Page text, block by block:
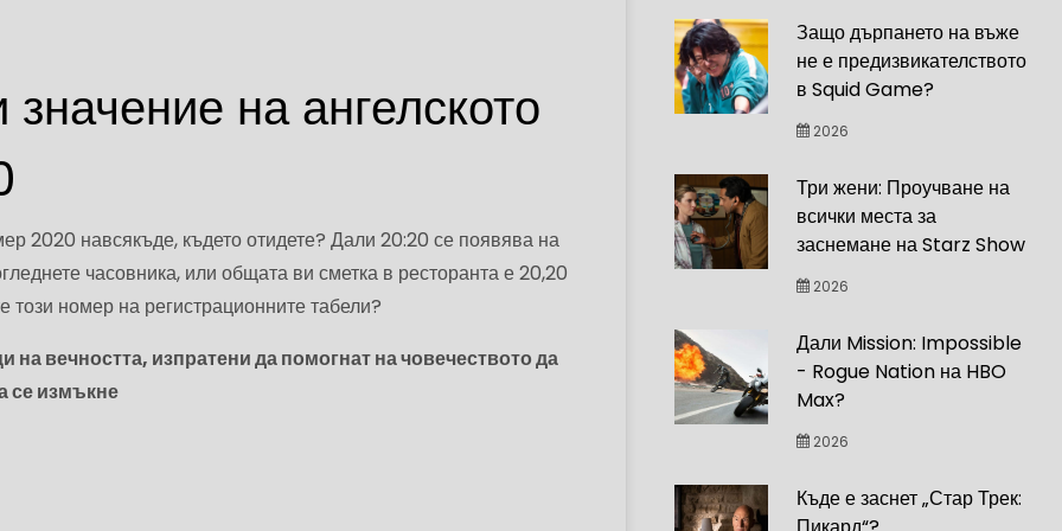
на ангелското
2020 навсякъде, където отидете? Дали 20:20 се появява на
часовника, или общата ви сметка в ресторанта е 20,20
номер на регистрационните табели?
на вечността, изпратени да помогнат на човечеството да
се измъкне
Защо дърпането на въже
не е предизвикателството
в Squid Game?
2026
Три жени: Проучване на
всички места за
заснемане на Starz Show
2026
Дали Mission: Impossible
- Rogue Nation на HBO
Max?
2026
Къде е заснет „Стар Трек: